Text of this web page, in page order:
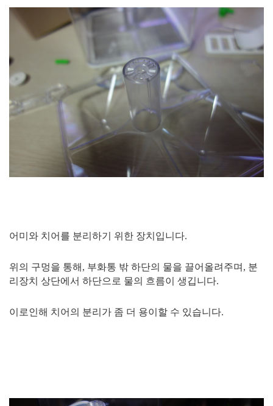
어미와 치어를 분리하기 위한 장치입니다.
위의 구멍을 통해, 부화통 밖 하단의 물을 끌어올려주며, 분
리장치 상단에서 하단으로 물의 흐름이 생깁니다.
이로인해 치어의 분리가 좀 더 용이할 수 있습니다.